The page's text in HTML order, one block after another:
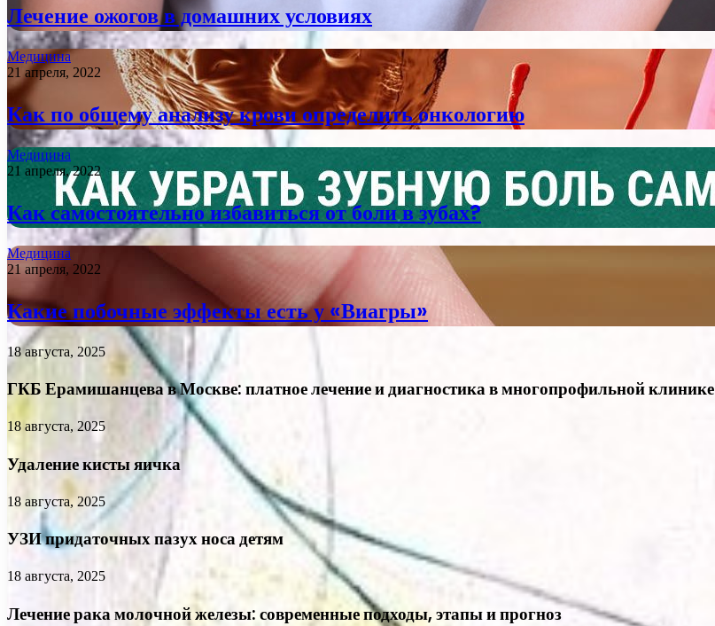
Лечение ожогов в домашних условиях
Медицина
21 апреля, 2022
Как по общему анализу крови определить онкологию
Медицина
21 апреля, 2022
Как самостоятельно избавиться от боли в зубах?
Медицина
21 апреля, 2022
Какие побочные эффекты есть у «Виагры»
18 августа, 2025
ГКБ Ерамишанцева в Москве: платное лечение и диагностика в многопрофильной клинике
18 августа, 2025
Удаление кисты яичка
18 августа, 2025
УЗИ придаточных пазух носа детям
18 августа, 2025
Лечение рака молочной железы: современные подходы, этапы и прогноз